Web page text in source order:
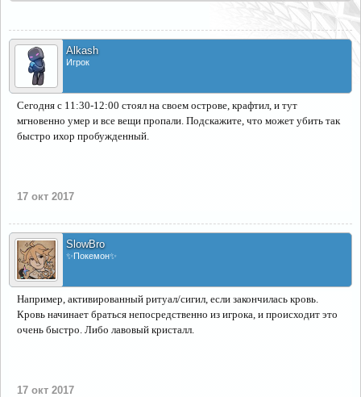
Alkash
Игрок
Сегодня с 11:30-12:00 стоял на своем острове, крафтил, и тут
мгновенно умер и все вещи пропали. Подскажите, что может убить так
быстро ихор пробужденный.
17 окт 2017
SlowBro
✨Покемон✨
Например, активированный ритуал/сигил, если закончилась кровь.
Кровь начинает браться непосредственно из игрока, и происходит это
очень быстро. Либо лавовый кристалл.
17 окт 2017